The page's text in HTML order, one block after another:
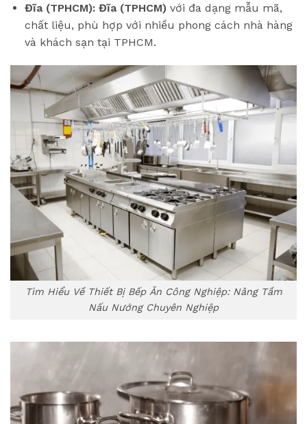
Đĩa (TPHCM): Đĩa (TPHCM)với đa dạng mẫu mã,
chất liệu, phù hợp với nhiều phong cách nhà hàng
và khách sạn tại TPHCM.
Tìm Hiểu Về Thiết Bị Bếp Ăn Công Nghiệp: Nâng Tầm
Nấu Nướng Chuyên Nghiệp